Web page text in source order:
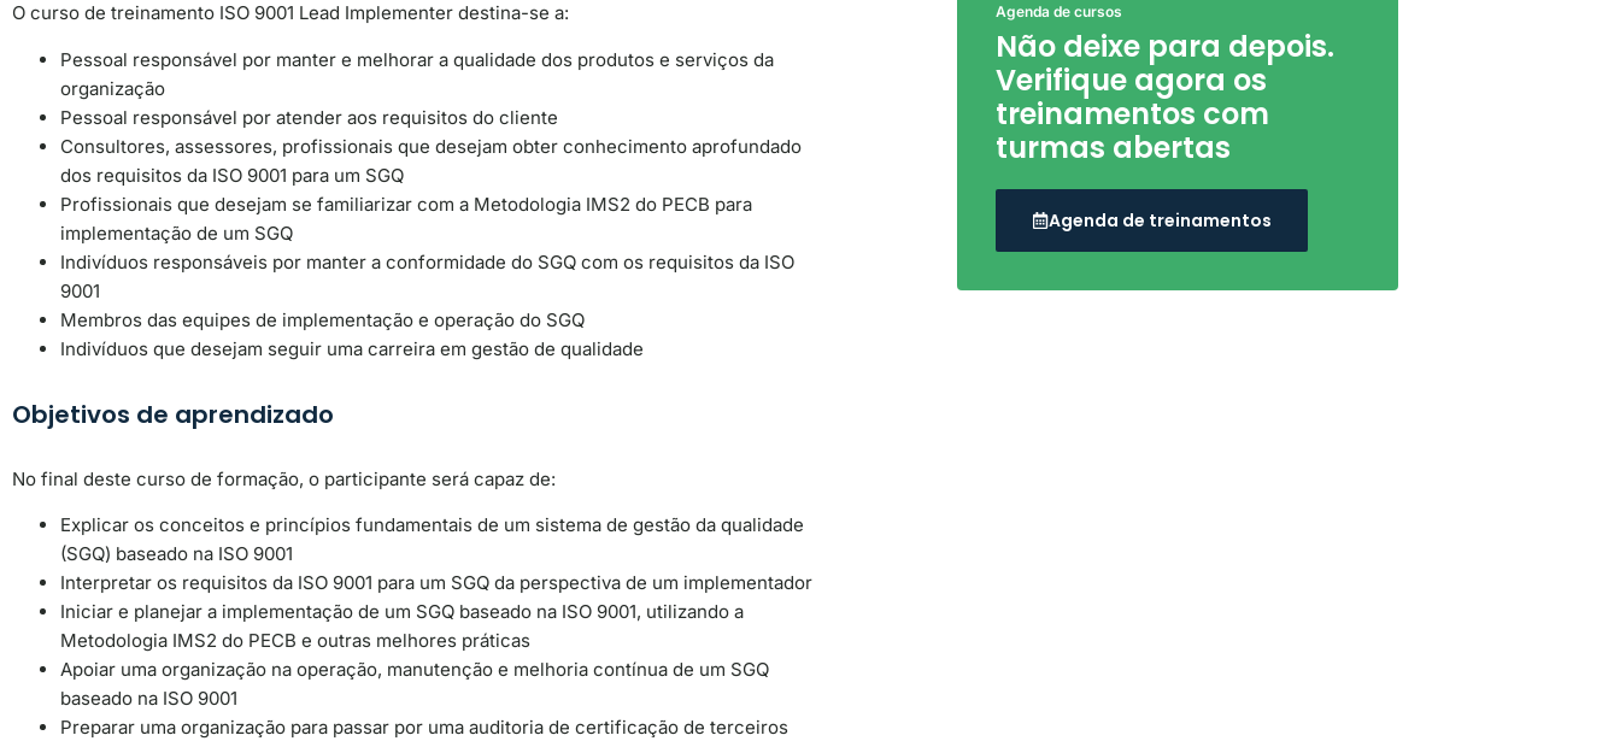
O curso de treinamento ISO 9001 Lead Implementer destina-se a:
Pessoal responsável por manter e melhorar a qualidade dos produtos e serviços da
organização
Pessoal responsável por atender aos requisitos do cliente
Consultores, assessores, profissionais que desejam obter conhecimento aprofundado
dos requisitos da ISO 9001 para um SGQ
Profissionais que desejam se familiarizar com a Metodologia IMS2 do PECB para
implementação de um SGQ
Indivíduos responsáveis ​​por manter a conformidade do SGQ com os requisitos da ISO
9001
Membros das equipes de implementação e operação do SGQ
Indivíduos que desejam seguir uma carreira em gestão de qualidade
Objetivos de aprendizado
No final deste curso de formação, o participante será capaz de:
Explicar os conceitos e princípios fundamentais de um sistema de gestão da qualidade
(SGQ) baseado na ISO 9001
Interpretar os requisitos da ISO 9001 para um SGQ da perspectiva de um implementador
Iniciar e planejar a implementação de um SGQ baseado na ISO 9001, utilizando a
Metodologia IMS2 do PECB e outras melhores práticas
Apoiar uma organização na operação, manutenção e melhoria contínua de um SGQ
baseado na ISO 9001
Preparar uma organização para passar por uma auditoria de certificação de terceiros
Agenda de cursos
Não deixe para depois.
Verifique agora os
treinamentos com
turmas abertas
Agenda de treinamentos